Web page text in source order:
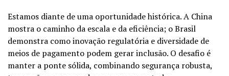
Estamos diante de uma oportunidade histórica. A China
mostra o caminho da escala e da eficiência; o Brasil
demonstra como inovação regulatória e diversidade de
meios de pagamento podem gerar inclusão. O desafio é
manter a ponte sólida, combinando segurança robusta,